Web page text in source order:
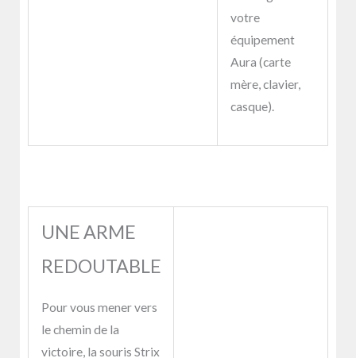
votre
équipement
Aura (carte
mère, clavier,
casque).
UNE ARME
REDOUTABLE
Pour vous mener vers
le chemin de la
victoire, la souris Strix